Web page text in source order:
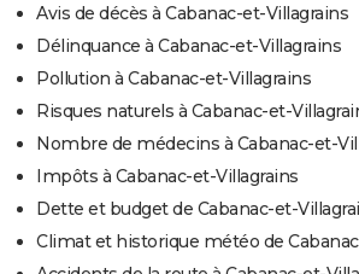
Avis de décès à Cabanac-et-Villagrains
Délinquance à Cabanac-et-Villagrains
Pollution à Cabanac-et-Villagrains
Risques naturels à Cabanac-et-
Nombre de médecins à Cabanac-et-
Impôts à Cabanac-et-Villagrains
Dette et budget de Cabanac-et-
Climat et historique météo de